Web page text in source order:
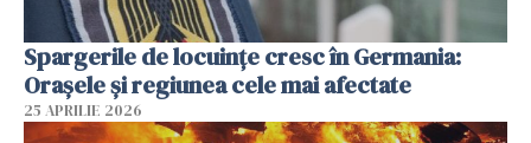
Spargerile de locuințe cresc în Germania:
Orașele și regiunea cele mai afectate
25 APRILIE 2026